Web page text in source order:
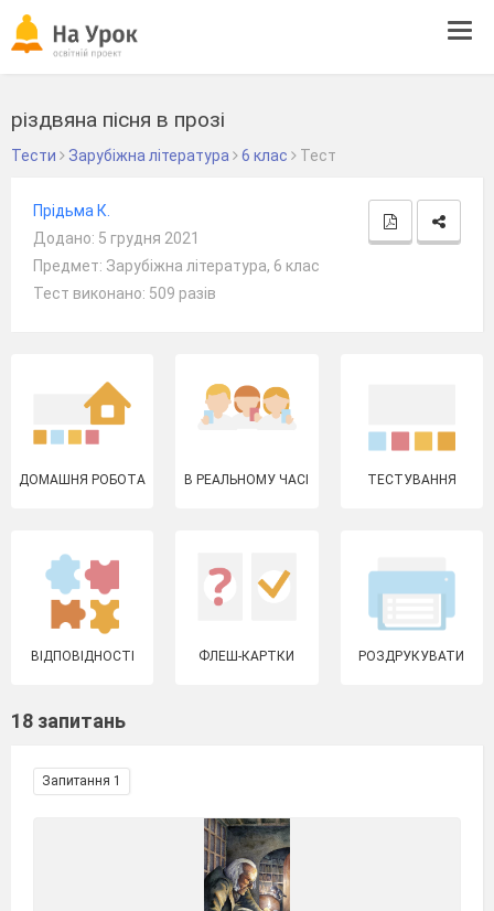
різдвяна пісня в прозі
Тести Зарубіжна література 6 клас Тест
Прідьма К.
Додано: 5 грудня 2021
Предмет: Зарубіжна література, 6 клас
Тест виконано: 509 разів
ДОМАШНЯ РОБОТА В РЕАЛЬНОМУ ЧАСІ ТЕСТУВАННЯ
ВІДПОВІДНОСТІ ФЛЕШ-КАРТКИ РОЗДРУКУВАТИ
18 запитань
Запитання 1